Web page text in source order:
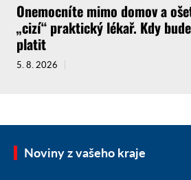
Onemocníte mimo domov a
„cizí“ praktický lékař. Kdy
platit
5. 8. 2026
Noviny z vašeho kraje